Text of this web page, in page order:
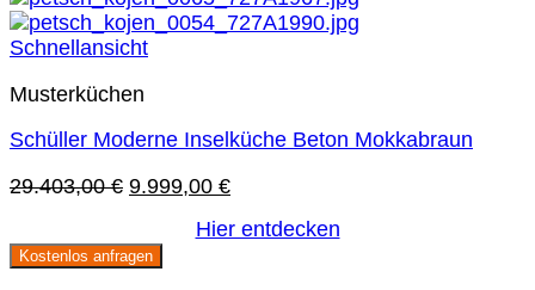
Schnellansicht
Musterküchen
Schüller Moderne Inselküche Beton Mokkabraun
29.403,00€ Ursprünglicher
29.403,00 €
9.999,00 €Aktueller
ist:
Hier entdecken
Kostenlos anfragen